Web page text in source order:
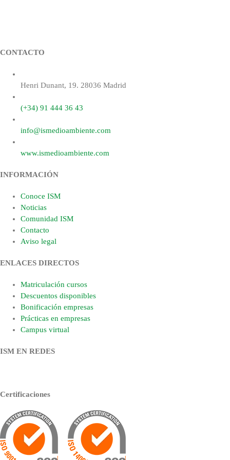
CONTACTO
Henri Dunant, 19. 28036 Madrid
(+34) 91 444 36 43
info@ismedioambiente.com
www.ismedioambiente.com
INFORMACIÓN
Conoce ISM
Noticias
Comunidad ISM
Contacto
Aviso legal
ENLACES DIRECTOS
Matriculación cursos
Descuentos disponibles
Bonificación empresas
Prácticas en empresas
Campus virtual
ISM EN REDES
Certificaciones